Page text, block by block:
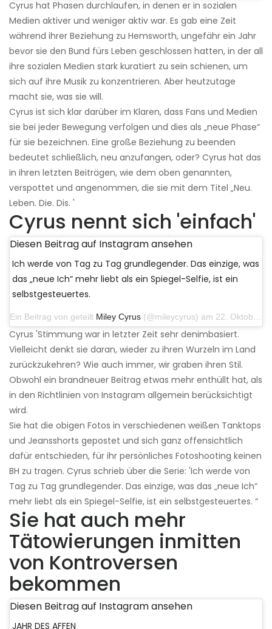
Cyrus hat Phasen durchlaufen, in denen er in sozialen
Medien aktiver und weniger aktiv war. Es gab eine Zeit
während ihrer Beziehung zu Hemsworth, ungefähr ein Jahr
bevor sie den Bund fürs Leben geschlossen hatten, in der all
ihre sozialen Medien stark kuratiert zu sein schienen, um
sich auf ihre Musik zu konzentrieren. Aber heutzutage
macht sie, was sie will.
Cyrus ist sich klar darüber im Klaren, dass Fans und Medien
sie bei jeder Bewegung verfolgen und dies als „neue Phase“
für sie bezeichnen. Eine große Beziehung zu beenden
bedeutet schließlich, neu anzufangen, oder? Cyrus hat das
in ihren letzten Beiträgen, wie dem oben genannten,
verspottet und angenommen, die sie mit dem Titel „Neu.
Leben. Die. Dis. '
Cyrus nennt sich 'einfach'
Diesen Beitrag auf Instagram ansehen
Ich werde von Tag zu Tag grundlegender. Das einzige, was
das „neue Ich“ mehr liebt als ein Spiegel-Selfie, ist ein
selbstgesteuertes.
Ein Beitrag von geteilt Miley Cyrus (@mileycyrus) am 22. Oktober 2019 um 11:39 Uhr PDT
Cyrus 'Stimmung war in letzter Zeit sehr denimbasiert.
Vielleicht denkt sie daran, wieder zu ihren Wurzeln im Land
zurückzukehren? Wie auch immer, wir graben ihren Stil.
Obwohl ein brandneuer Beitrag etwas mehr enthüllt hat, als
in den Richtlinien von Instagram allgemein berücksichtigt
wird.
Sie hat die obigen Fotos in verschiedenen weißen Tanktops
und Jeansshorts gepostet und sich ganz offensichtlich
dafür entschieden, für ihr persönliches Fotoshooting keinen
BH zu tragen. Cyrus schrieb über die Serie: 'Ich werde von
Tag zu Tag grundlegender. Das einzige, was das „neue Ich“
mehr liebt als ein Spiegel-Selfie, ist ein selbstgesteuertes. “
Sie hat auch mehr
Tätowierungen inmitten
von Kontroversen
bekommen
Diesen Beitrag auf Instagram ansehen
JAHR DES AFFEN